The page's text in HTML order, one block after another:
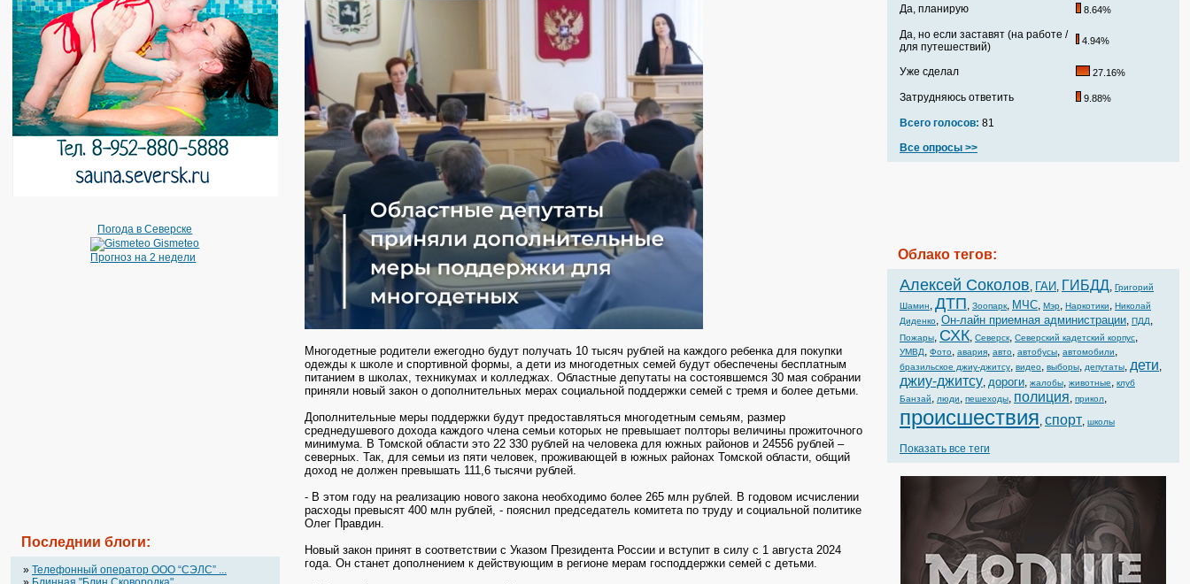
Погода в Северске
Gismeteo
Прогноз на 2 недели
Последнии блоги:
» Телефонный оператор OOO “СЭЛС” ...
Многодетные родители ежегодно будут получать 10 тысяч рублей на каждого ребенка для покупки
одежды к школе и спортивной формы, а дети из многодетных семей будут обеспечены бесплатным
питанием в школах, техникумах и колледжах. Областные депутаты на состоявшемся 30мая собрании
приняли новый закон о дополнительных мерах социальной поддержки семей с тремя и более детьми.
Дополнительные меры поддержки будут предоставляться многодетным семьям, размер
среднедушевого дохода каждого члена семьи которых не превышает полторы величины прожиточного
минимума. В Томской области это 22 330 рублей на человека для южных районов и 24556 рублей –
северных. Так, для семьи из пяти человек, проживающей в южных районах Томской области, общий
доход не должен превышать 111,6 тысячи рублей.
- В этом году на реализацию нового закона необходимо более 265 млн рублей. В годовом исчислении
расходы превысят 400 млн рублей, - пояснил председатель комитета по труду и социальной политике
Олег Правдин.
Новый закон принят в соответствии с Указом Президента России и вступит в силу с 1 августа 2024
года. Он станет дополнением к действующим в регионе мерам господдержки семей с детьми.
Да, планирую 8.64%
Да, но если заставят (на работе /
для путешествий)
4.94%
Уже сделал 27.16%
Затрудняюсь ответить 9.88%
Всего голосов: 81
Все опросы >>
Облако тегов:
Алексей Соколов, ГАИ, ГИБДД, Григорий
Шамин, ДТП, Зоопарк, МЧС, Мэр, Наркотики, Николай
Диденко, Он-лайн приемная администрации, ПДД,
Пожары, СХК, Северск, Северский кадетский корпус,
УМВД, Фото, авария, авто, автобусы, автомобили,
бразильское джиу-джитсу, видео, выборы, депутаты, дети,
джиу-джитсу, дороги, жалобы, животные, клуб
Банзай, люди, пешеходы, полиция, прикол,
происшествия, спорт, школы
Показать все теги